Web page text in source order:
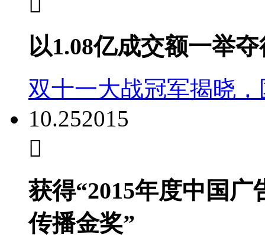
以1.08亿成交额一举
双十一大战冠军揭晓
10.252015
获得“2015年度中国
传播金奖”